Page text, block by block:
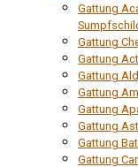
Gattung
Gattung
Gattung
Gattung
Gattung
Gattung
Gattung
Gattung
Gattung